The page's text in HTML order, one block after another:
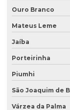
Investigação
Laboratório de
Laboratório de
Laudo
Laudo de passivo
Ouro Branco
Mateus Leme
Jaíba
Porteirinha
Piumhi
São Joaquim de
Várzea da Palma